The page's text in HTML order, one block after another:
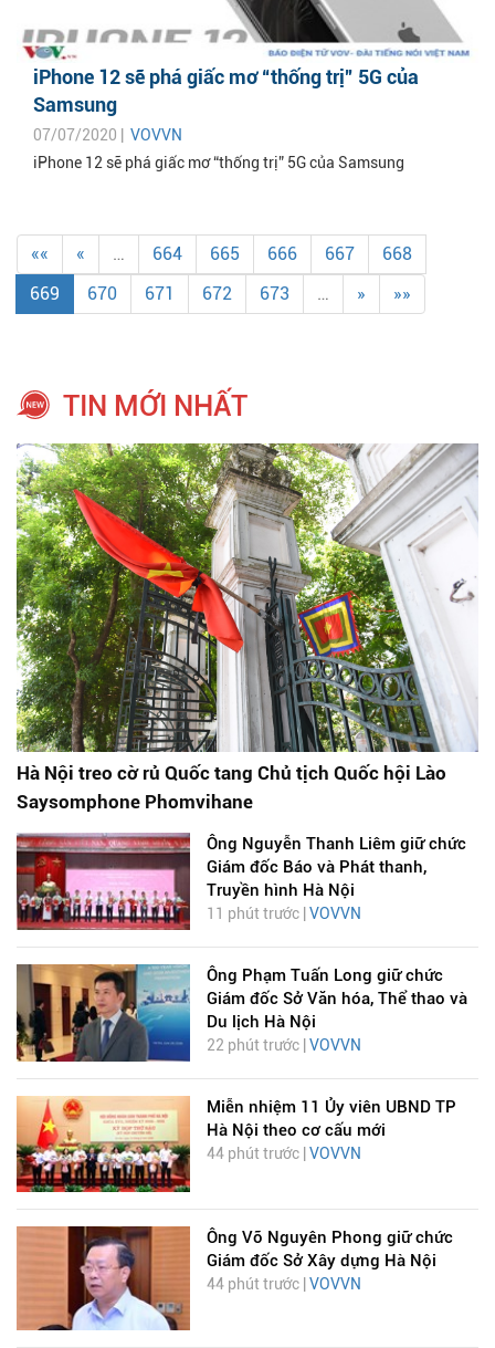
iPhone 12 sẽ phá giấc mơ “thống trị” 5G của
Samsung
07/07/2020 | VOVVN
iPhone 12 sẽ phá giấc mơ “thống trị” 5G của Samsung
«« « … 664 665 666 667
668
669
670 671 672 673 … » »»
TIN MỚI NHẤT
Hà Nội treo cờ rủ Quốc tang Chủ tịch Quốc hội Lào
Saysomphone Phomvihane
Ông Nguyễn Thanh Liêm giữ chức
Giám đốc Báo và Phát thanh,
Truyền hình Hà Nội
11 phút trước | VOVVN
Ông Phạm Tuấn Long giữ chức
Giám đốc Sở Văn hóa, Thể thao và
Du lịch Hà Nội
22 phút trước | VOVVN
Miễn nhiệm 11 Ủy viên UBND TP
Hà Nội theo cơ cấu mới
44 phút trước | VOVVN
Ông Võ Nguyên Phong giữ chức
Giám đốc Sở Xây dựng Hà Nội
44 phút trước | VOVVN